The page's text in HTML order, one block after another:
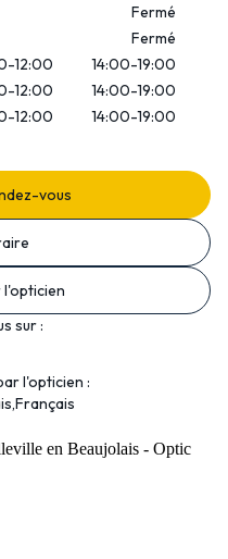
Fermé
Fermé
12:00
14:00-19:00
12:00
14:00-19:00
12:00
14:00-19:00
vous
sur :
l'opticien :